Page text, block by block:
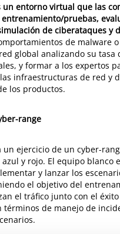
un entorno virtual que las
pruebas,
de ciberataques y
de malware
global analizando su tasa
y formar a los expertos
infraestructuras de red y
los productos.
range
un ejercicio de uncyber-
y rojo. El equipo blanco
y lanzar los
el objetivo del
el tráfico junto con el
términos de manejo de